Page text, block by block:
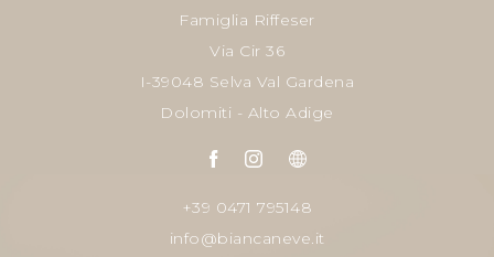
Famiglia Riffeser
Via Cir 36
I-39048 Selva Val Gardena
Dolomiti - Alto Adige
+39 0471 795148
info@biancaneve.it